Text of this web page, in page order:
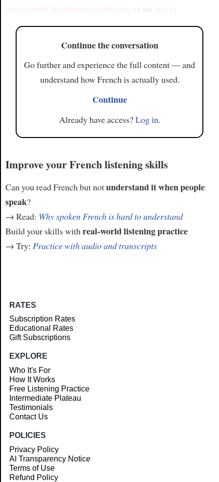
financement des dépenses publiques
et sur le risq
Continue the conversation
Go further and experience the full content — and
understand how French is actually used.
Continue
Already have access?Log in.
Improve your French listening skills
Can you read French but notunderstand it when people
speak?
→ Read: Why spoken French is hard to understand
Build your skills withreal-world listening practice
→ Try: Practice with audio and transcripts
RATES
Subscription Rates
Educational Rates
Gift Subscriptions
EXPLORE
Who It's For
How It Works
Free Listening Practice
Intermediate Plateau
Testimonials
Contact Us
POLICIES
Privacy Policy
AI Transparency Notice
Terms of Use
Refund Policy